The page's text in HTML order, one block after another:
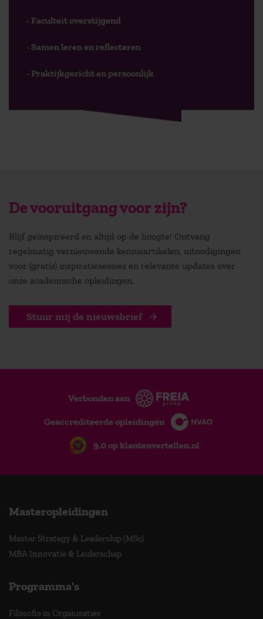
- Faculteit overstijgend
- Samen leren en reflecteren
- Praktijkgericht en persoonlijk
De vooruitgang voor zijn?
Blijf geïnspireerd en altijd op de hoogte! Ontvang
regelmatig vernieuwende kennisartikelen, uitnodigingen
voor (gratis) inspiratiesessies en relevante updates over
onze academische opleidingen.
Stuur mij de nieuwsbrief
Verbonden aan
Geaccrediteerde opleidingen
9,0 op klantenvertellen.nl
Masteropleidingen
Master Strategy & Leadership (MSc)
MBA Innovatie & Leiderschap
Programma's
Filosofie in Organisaties